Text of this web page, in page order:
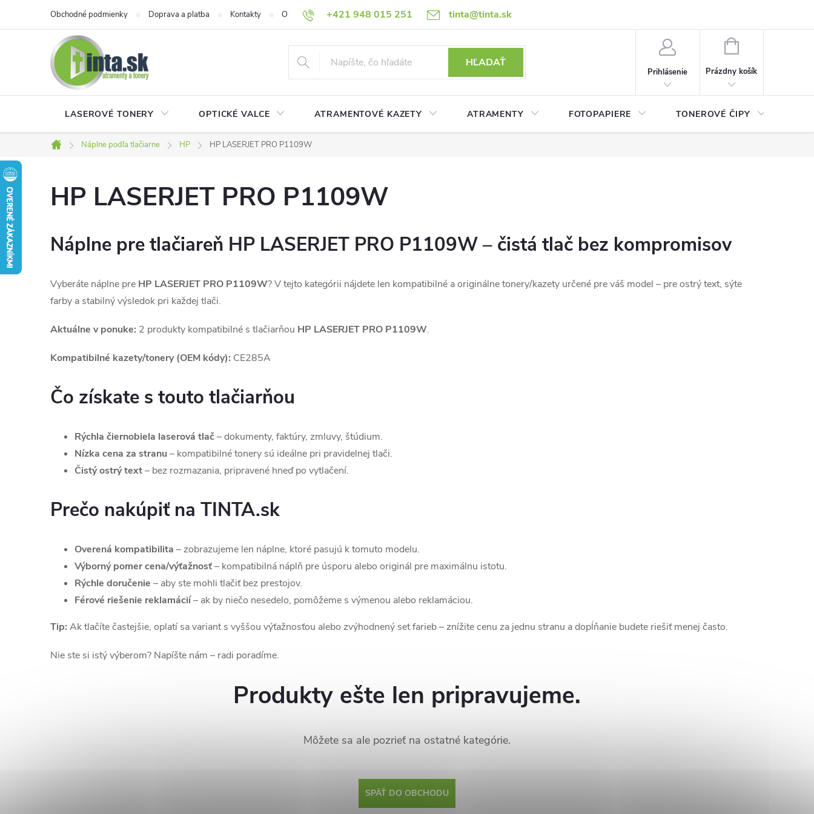
+421 948 015 251 tinta@tinta.sk
Obchodné podmienky Doprava a platba Kontakty O nás Často kladené otázky Ako nakupovať Ochrana osobný údajov (GDPR)
HĽADAŤ
Prihlásenie
NÁKUPNÝ
Prázdny košík
LASEROVÉ TONERY OPTICKÉ VALCE ATRAMENTOVÉ KAZETY ATRAMENTY FOTOPAPIERE TONEROVÉ ČIPY
Domov
Náplne podľa tlačiarne HP HP LASERJET PRO P1109W
HP LASERJET PRO P1109W
Náplne pre tlačiareň HP LASERJET PRO P1109W – čistá tlač bez kompromisov
Vyberáte náplne pre HP LASERJET PRO P1109W? V tejto kategórii nájdete len kompatibilné a originálne tonery/kazety určené pre váš model – pre ostrý text, sýte
farby a stabilný výsledok pri každej tlači.
Aktuálne v ponuke: 2 produkty kompatibilné s tlačiarňou HP LASERJET PRO P1109W.
Kompatibilné kazety/tonery (OEM kódy): CE285A
Čo získate s touto tlačiarňou
Rýchla čiernobiela laserová tlač– dokumenty, faktúry, zmluvy, štúdium.
Nízka cena za stranu– kompatibilné tonery sú ideálne pri pravidelnej tlači.
Čistý ostrý text– bez rozmazania, pripravené hneď po vytlačení.
Prečo nakúpiť na TINTA.sk
Overená kompatibilita – zobrazujeme len náplne, ktoré pasujú k tomuto modelu.
Výborný pomer cena/výťažnosť– kompatibilná náplň pre úsporu alebo originál pre maximálnu istotu.
Rýchle doručenie – aby ste mohli tlačiť bez prestojov.
Férové riešenie reklamácií– ak by niečo nesedelo, pomôžeme s výmenou alebo reklamáciou.
Tip: Ak tlačíte častejšie, oplatí sa variant s vyššou výťažnosťou alebo zvýhodnený set farieb – znížite cenu za jednu stranu a dopĺňanie budete riešiť menej často.
Nie ste si istý výberom? Napíšte nám – radi poradíme.
Produkty ešte len pripravujeme.
Môžete sa ale pozrieť na ostatné kategórie.
SPÄŤ DO OBCHODU